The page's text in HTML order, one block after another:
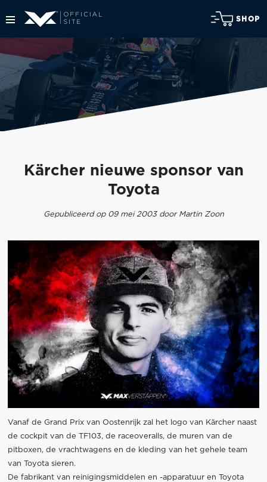
SHOP
Kärcher nieuwe sponsor van
Toyota
Gepubliceerd op 09 mei 2003 door Martin Zoon
Vanaf de Grand Prix van Oostenrijk zal het logo van Kärcher naast
de cockpit van de TF103, de raceoveralls, de muren van de
pitboxen, de vrachtwagens en de kleding van het gehele team
van Toyota sieren.
De fabrikant van reinigingsmiddelen en -apparatuur en Toyota